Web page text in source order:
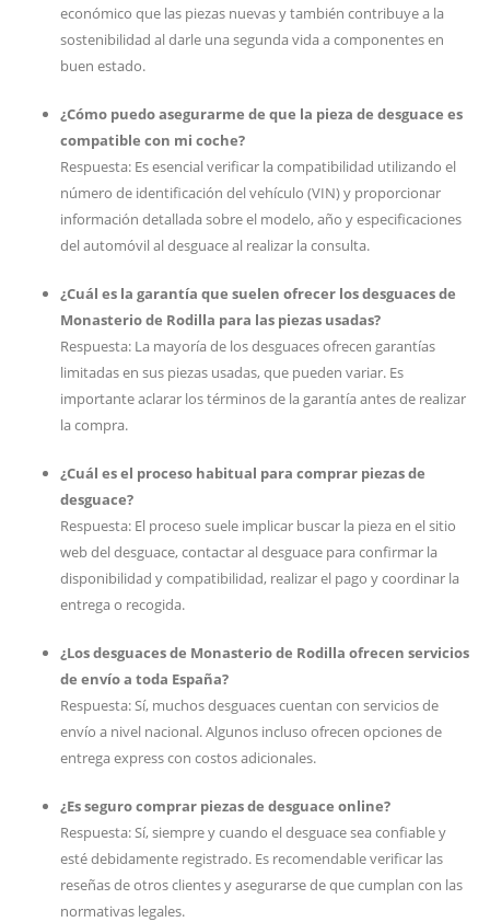
económico que las piezas nuevas y también contribuye a la
sostenibilidad al darle una segunda vida a componentes en
buen estado.
¿Cómo puedo asegurarme de que la pieza de desguace es
compatible con mi coche?
Respuesta: Es esencial verificar la compatibilidad utilizando el
número de identificación del vehículo (VIN) y proporcionar
información detallada sobre el modelo, año y especificaciones
del automóvil al desguace al realizar la consulta.
¿Cuál es la garantía que suelen ofrecer los desguaces de
Monasterio de Rodilla para las piezas usadas?
Respuesta: La mayoría de los desguaces ofrecen garantías
limitadas en sus piezas usadas, que pueden variar. Es
importante aclarar los términos de la garantía antes de realizar
la compra.
¿Cuál es el proceso habitual para comprar piezas de
desguace?
Respuesta: El proceso suele implicar buscar la pieza en el sitio
web del desguace, contactar al desguace para confirmar la
disponibilidad y compatibilidad, realizar el pago y coordinar la
entrega o recogida.
¿Los desguaces de Monasterio de Rodilla ofrecen servicios
de envío a toda España?
Respuesta: Sí, muchos desguaces cuentan con servicios de
envío a nivel nacional. Algunos incluso ofrecen opciones de
entrega express con costos adicionales.
¿Es seguro comprar piezas de desguace online?
Respuesta: Sí, siempre y cuando el desguace sea confiable y
esté debidamente registrado. Es recomendable verificar las
reseñas de otros clientes y asegurarse de que cumplan con las
normativas legales.